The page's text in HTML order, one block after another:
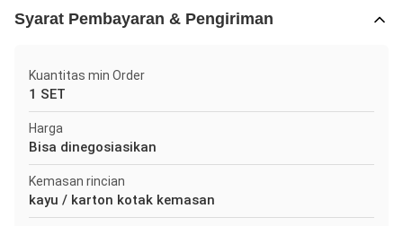
Syarat Pembayaran & Pengiriman
Kuantitas min Order
1 SET
Harga
Bisa dinegosiasikan
Kemasan rincian
kayu / karton kotak kemasan